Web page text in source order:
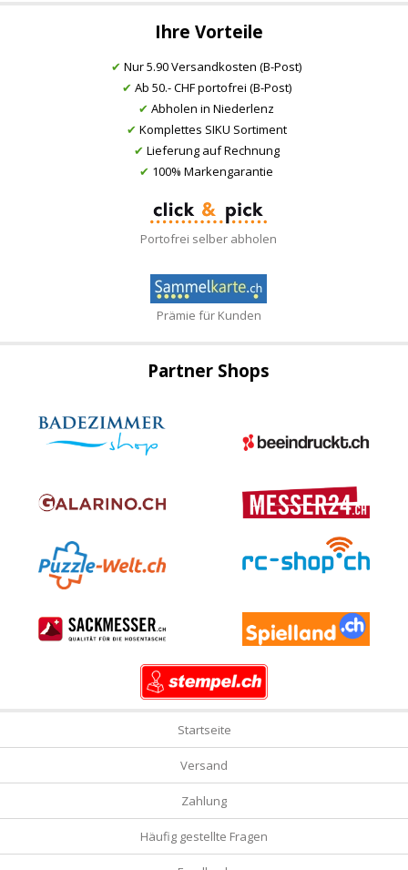
Ihre Vorteile
✔ Nur 5.90 Versandkosten (B-Post)
✔ Ab 50.- CHF portofrei (B-Post)
✔ Abholen in Niederlenz
✔ Komplettes SIKU Sortiment
✔ Lieferung auf Rechnung
✔ 100% Markengarantie
Portofrei selber abholen
Prämie für Kunden
Partner Shops
Startseite
Versand
Zahlung
Häufig gestellte Fragen